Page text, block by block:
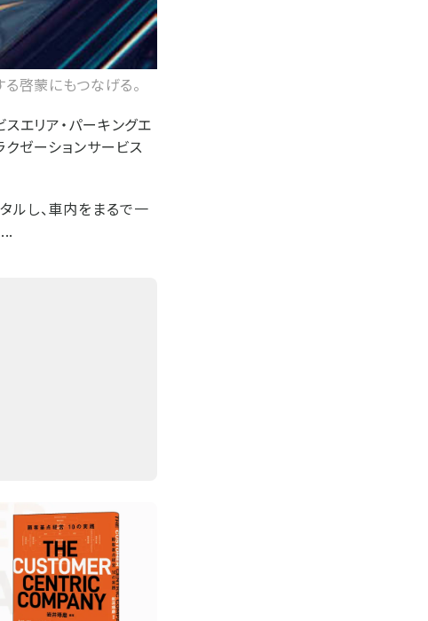
啓蒙にもつなげる。
エリア・パーキングエ
ゼーションサービス
ルし、車内をまるで一